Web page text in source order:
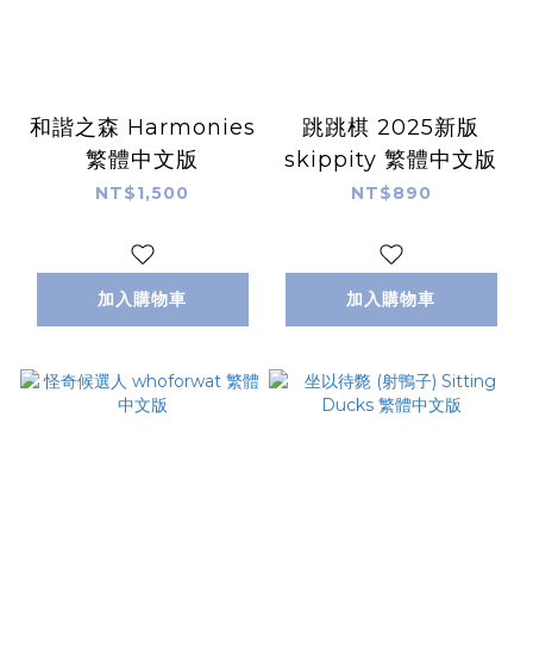
和諧之森 Harmonies
繁體中文版
NT$1,500
加入購物車
跳跳棋 2025新版
skippity 繁體中文版
NT$890
加入購物車